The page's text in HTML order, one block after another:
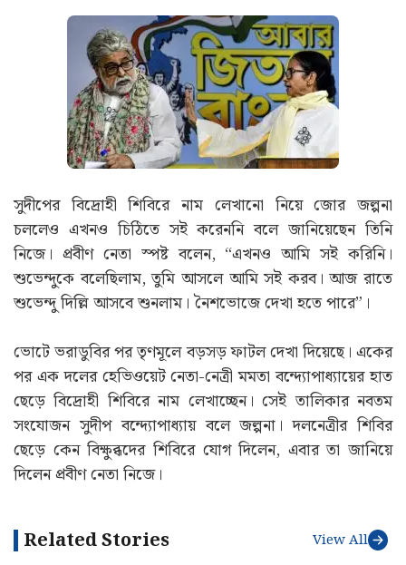
সুদীপের বিদ্রোহী শিবিরে নাম লেখানো নিয়ে জোর জল্পনা
চললেও এখনও চিঠিতে সই করেননি বলে জানিয়েছেন তিনি
নিজে। প্রবীণ নেতা স্পষ্ট বলেন, “এখনও আমি সই করিনি।
শুভেন্দুকে বলেছিলাম, তুমি আসলে আমি সই করব। আজ রাতে
শুভেন্দু দিল্লি আসবে শুনলাম। নৈশভোজে দেখা হতে পারে”।
ভোটে ভরাডুবির পর তৃণমূলে বড়সড় ফাটল দেখা দিয়েছে। একের
পর এক দলের হেভিওয়েট নেতা-নেত্রী মমতা বন্দ্যোপাধ্যায়ের হাত
ছেড়ে বিদ্রোহী শিবিরে নাম লেখাচ্ছেন। সেই তালিকার নবতম
সংযোজন সুদীপ বন্দ্যোপাধ্যায় বলে জল্পনা। দলনেত্রীর শিবির
ছেড়ে কেন বিক্ষুব্ধদের শিবিরে যোগ দিলেন, এবার তা জানিয়ে
দিলেন প্রবীণ নেতা নিজে।
Related Stories View All